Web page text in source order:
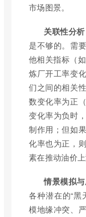
市场图景。
关联性分析
是不够的。需
他相关指标（
炼厂开工率变
们之间的相关
数变化率为正
变化率为负时
制作用；但如
化率也为正，
素在推动油价上
情景模拟
各种潜在的“黑
模地缘冲突、